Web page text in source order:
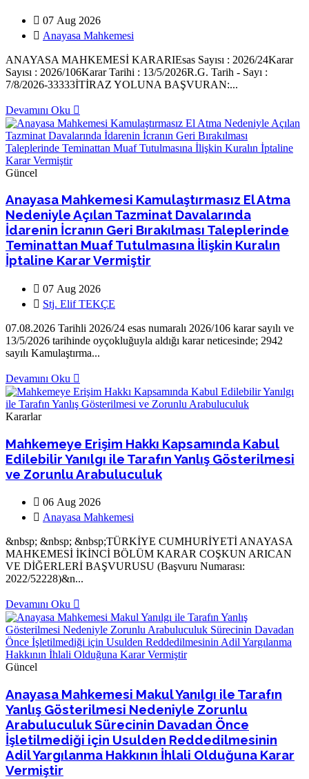
07 Aug 2026
Anayasa Mahkemesi
ANAYASA MAHKEMESİ KARARIEsas Sayısı : 2026/24Karar
Sayısı : 2026/106Karar Tarihi : 13/5/2026R.G. Tarih - Sayı :
7/8/2026-33333İTİRAZ YOLUNA BAŞVURAN:...
Devamını Oku
Güncel
Anayasa Mahkemesi Kamulaştırmasız El Atma
Nedeniyle Açılan Tazminat Davalarında
İdarenin İcranın Geri Bırakılması Taleplerinde
Teminattan Muaf Tutulmasına İlişkin Kuralın
İptaline Karar Vermiştir
07 Aug 2026
Stj. Elif TEKÇE
07.08.2026 Tarihli 2026/24 esas numaralı 2026/106 karar sayılı ve
13/5/2026 tarihinde oyçokluğuyla aldığı karar neticesinde; 2942
sayılı Kamulaştırma...
Devamını Oku
Kararlar
Mahkemeye Erişim Hakkı Kapsamında Kabul
Edilebilir Yanılgı ile Tarafın Yanlış Gösterilmesi
ve Zorunlu Arabuluculuk
06 Aug 2026
Anayasa Mahkemesi
&nbsp; &nbsp; &nbsp;TÜRKİYE CUMHURİYETİ ANAYASA
MAHKEMESİ İKİNCİ BÖLÜM KARAR COŞKUN ARICAN
VE DİĞERLERİ BAŞVURUSU (Başvuru Numarası:
2022/52228)&n...
Devamını Oku
Güncel
Anayasa Mahkemesi Makul Yanılgı ile Tarafın
Yanlış Gösterilmesi Nedeniyle Zorunlu
Arabuluculuk Sürecinin Davadan Önce
İşletilmediği için Usulden Reddedilmesinin
Adil Yargılanma Hakkının İhlali Olduğuna Karar
Vermiştir